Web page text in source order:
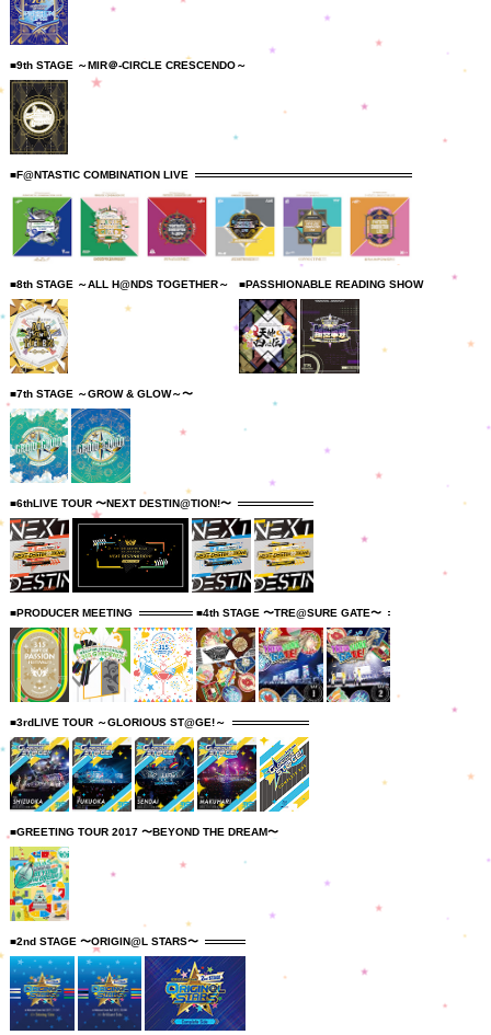
■9th STAGE ～MIR＠-CIRCLE CRESCENDO～
■F@NTASTIC COMBINATION LIVE
■8th STAGE ～ALL H@NDS TOGETHER～ ■PASSHIONABLE READING SHOW
■7th STAGE ～GROW & GLOW～〜
■6thLIVE TOUR 〜NEXT DESTIN@TION!〜
■PRODUCER MEETING ■4th STAGE 〜TRE@SURE GATE〜
■3rdLIVE TOUR ～GLORIOUS ST@GE!～
■GREETING TOUR 2017 〜BEYOND THE DREAM〜
■2nd STAGE 〜ORIGIN@L STARS〜